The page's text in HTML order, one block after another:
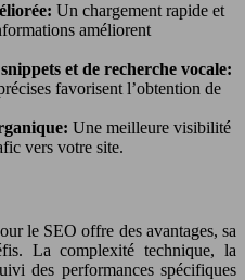
Un chargement rapide et
améliorent
et de recherche vocale:
favorisent l’obtention de
Une meilleure visibilité
vers votre site.
le SEO offre des avantages, sa
La complexité technique, la
des performances spécifiques